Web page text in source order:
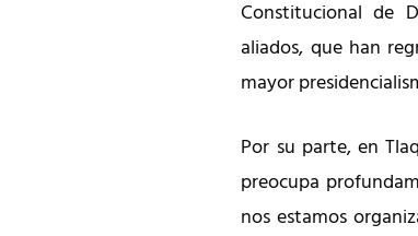
Constitucional de
aliados, que han
mayor
Por su parte, en
preocupa
nos estamos